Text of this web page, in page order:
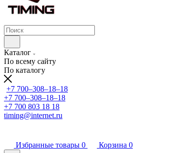
Каталог
По всему сайту
По каталогу
+7 700‒308‒18‒18
+7 700‒308‒18‒18
+7 700 803 18 18
timing@internet.ru
Избранные товары 0 Корзина 0